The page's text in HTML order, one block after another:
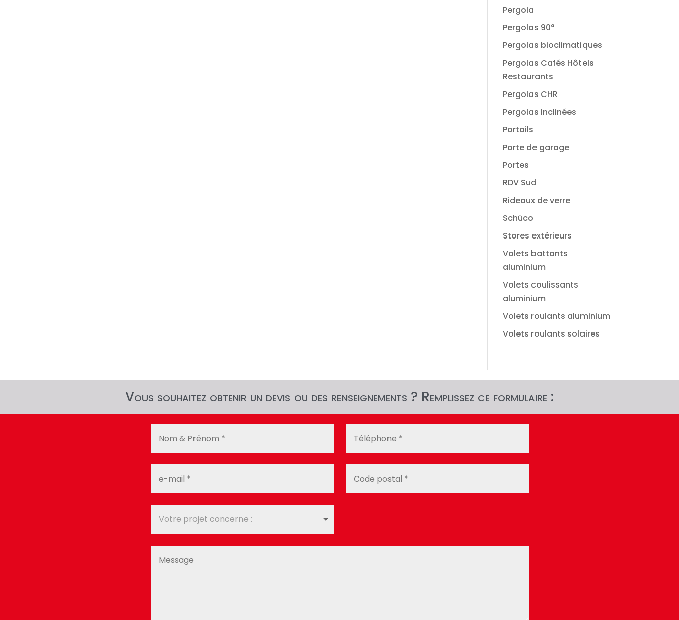
Pergola
Pergolas 90°
Pergolas bioclimatiques
Pergolas Cafés Hôtels
Restaurants
Pergolas CHR
Pergolas Inclinées
Portails
Porte de garage
Portes
RDV Sud
Rideaux de verre
Schüco
Stores extérieurs
Volets battants
aluminium
Volets coulissants
aluminium
Volets roulants aluminium
Volets roulants solaires
Vous souhaitez obtenir un devis ou des renseignements ? Remplissez ce formulaire :